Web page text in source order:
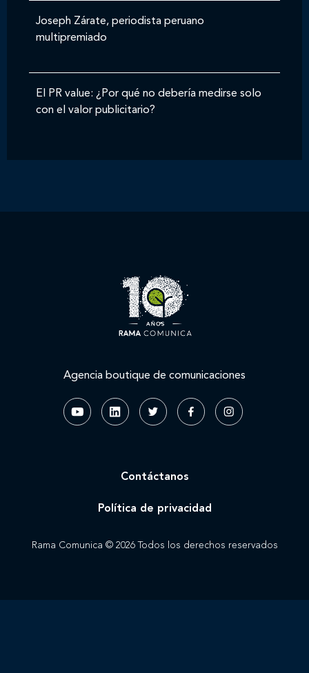
Joseph Zárate, periodista peruano
multipremiado
El PR value: ¿Por qué no debería medirse solo
con el valor publicitario?
Agencia boutique de comunicaciones
Rama Comunica © 2026 Todos los derechos reservados
Contáctanos
Política de privacidad